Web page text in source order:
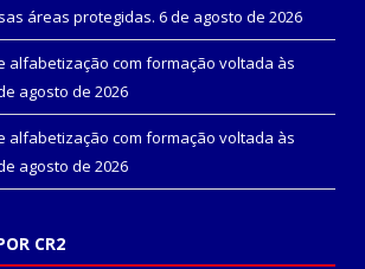
áreas protegidas. 6 de agosto de 2026
alfabetização com formação voltada às
agosto de 2026
alfabetização com formação voltada às
agosto de 2026
CR2